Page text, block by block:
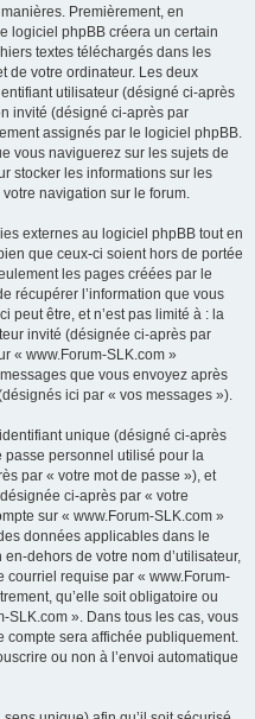
Premièrement, en
logiciel phpBB créera un certain
textes téléchargés dans les
de votre ordinateur. Les deux
utilisateur (désigné ci-après
invité (désigné ci-après par
assignés par le logiciel phpBB.
vous naviguerez sur les sujets de
stocker les informations sur les
navigation sur le forum.
externes au logiciel phpBB tout en
que ceux-ci soient hors de portée
les pages créées par le
récupérer l’information que vous
peut être, et n’est pas limité à : la
invité (désignée ci-après par
« www.Forum-SLK.com »
que vous envoyez après
ici par « vos messages »).
unique (désigné ci-après
passe personnel utilisé pour la
par « votre mot de passe »), et
ci-après par « votre
sur « www.Forum-SLK.com »
données applicables dans le
dehors de votre nom d’utilisateur,
courriel requise par « www.Forum-
qu’elle soit obligatoire ou
SLK.com ». Dans tous les cas, vous
compte sera affichée publiquement.
ou non à l’envoi automatique